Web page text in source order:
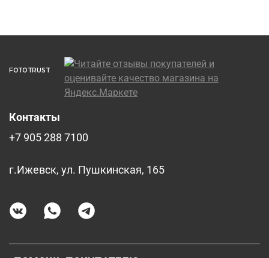
FOTOTRUST
Контакты
+7 905 288 7100
г.Ижевск, ул. Пушкинская, 165